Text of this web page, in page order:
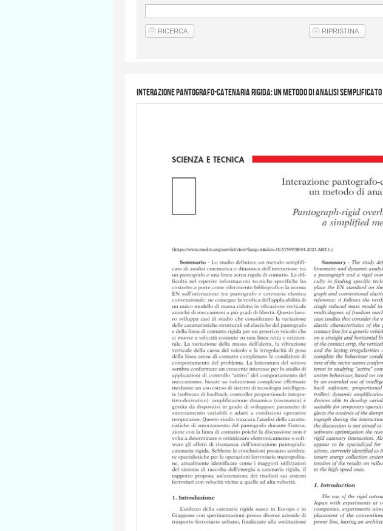
Interazione pantografo-catenaria rigida: un metodo di analisi semplificato